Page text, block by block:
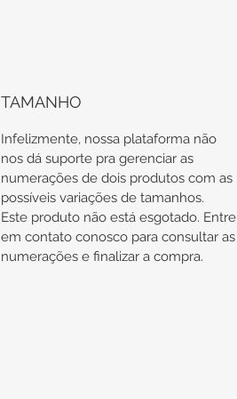
TAMANHO
Infelizmente, nossa plataforma não
nos dá suporte pra gerenciar as
numerações de dois produtos com as
possíveis variações de tamanhos.
Este produto não está esgotado. Entre
em contato conosco para consultar as
numerações e finalizar a compra.